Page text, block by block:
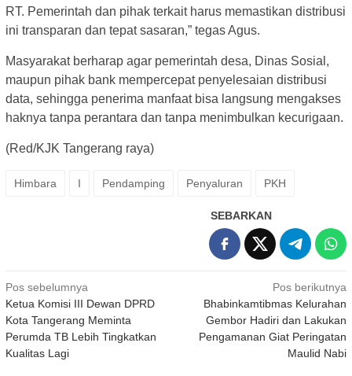
RT. Pemerintah dan pihak terkait harus memastikan distribusi
ini transparan dan tepat sasaran,” tegas Agus.
Masyarakat berharap agar pemerintah desa, Dinas Sosial,
maupun pihak bank mempercepat penyelesaian distribusi
data, sehingga penerima manfaat bisa langsung mengakses
haknya tanpa perantara dan tanpa menimbulkan kecurigaan.
(Red/KJK Tangerang raya)
Himbara I Pendamping Penyaluran PKH
SEBARKAN
Navigasi
pos
Pos sebelumnya
Ketua Komisi III Dewan DPRD
Kota Tangerang Meminta
Perumda TB Lebih Tingkatkan
Kualitas Lagi
Pos berikutnya
Bhabinkamtibmas Kelurahan
Gembor Hadiri dan Lakukan
Pengamanan Giat Peringatan
Maulid Nabi